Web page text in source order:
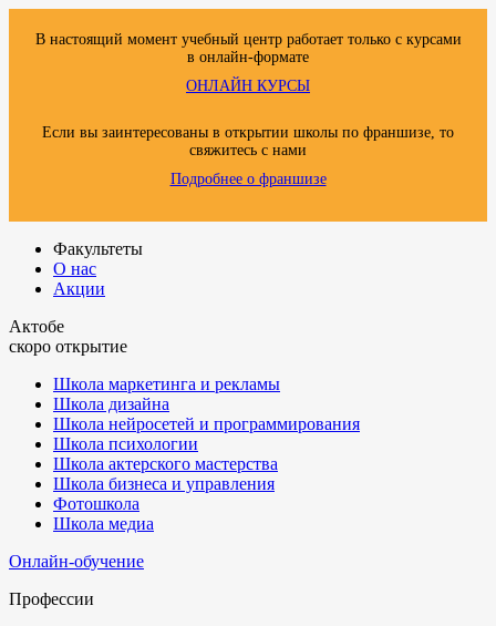
В настоящий момент учебный центр работает только с курсами
в онлайн-формате
ОНЛАЙН КУРСЫ
Если вы заинтересованы в открытии школы по франшизе, то
свяжитесь с нами
Подробнее о франшизе
Факультеты
О нас
Акции
Актобе
скоро открытие
Школа маркетинга и рекламы
Школа дизайна
Школа нейросетей и программирования
Школа психологии
Школа актерского мастерства
Школа бизнеса и управления
Фотошкола
Школа медиа
Онлайн-обучение
Профессии